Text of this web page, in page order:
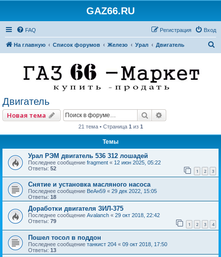
GAZ66.RU
FAQ Вход
Регистрация
На главную Список форумов Железо Урал Двигатель
Двигатель
Новая тема Поиск
21 тема • Страница 1 из 1
Темы
Урал РЭМ двигатель 536 312 лошадей
Последнее сообщение fragment « 12 июн 2025, 05:22
Ответы: 52 1 2 3
Снятие и установка масляного насоса
Последнее сообщение ВеАн59 « 29 дек 2022, 15:05
Ответы: 18
Доработки двигателя ЗИЛ-375
Последнее сообщение Avalanch « 29 окт 2018, 22:42
Ответы: 79 1 2 3 4
Пошел тосол в поддон
Последнее сообщение танкист 204 « 09 окт 2018, 17:50
Ответы: 13